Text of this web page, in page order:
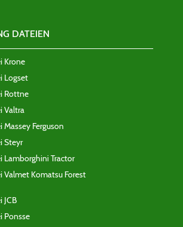
DATEIEN
Krone
Logset
Rottne
Valtra
Ferguson
Steyr
Lamborghini Tractor
Valmet Komatsu Forest
JCB
Ponsse